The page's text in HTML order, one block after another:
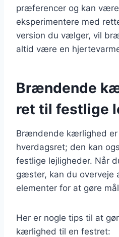
præferencer og kan
eksperimentere med
version du vælger, vil
altid være en
Brændende
ret til festlige
Brændende kærlighed er
hverdagsret; den kan
festlige lejligheder. Når
gæster, kan du overveje
elementer for at gøre
Her er nogle tips til at
kærlighed til en festret: